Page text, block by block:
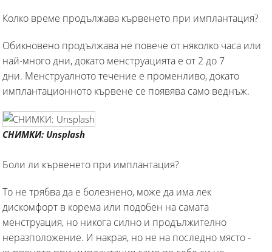
Колко време продължава кървенето при имплантация?
Обикновено продължава не повече от няколко часа или
най-много дни, докато менструацията е от 2 до 7
дни. Менструалното течение е променливо, докато
имплантационното кървене се появява само веднъж.
СНИМКИ: Unsplash
Боли ли кървенето при имплантация?
То не трябва да е болезнено, може да има лек
дискомфорт в корема или подобен на самата
менструация, но никога силно и продължително
неразположение. И накрая, но не на последно място -